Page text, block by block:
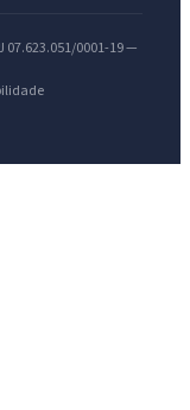
07.623.051/0001-19 —
Diário Oficial,